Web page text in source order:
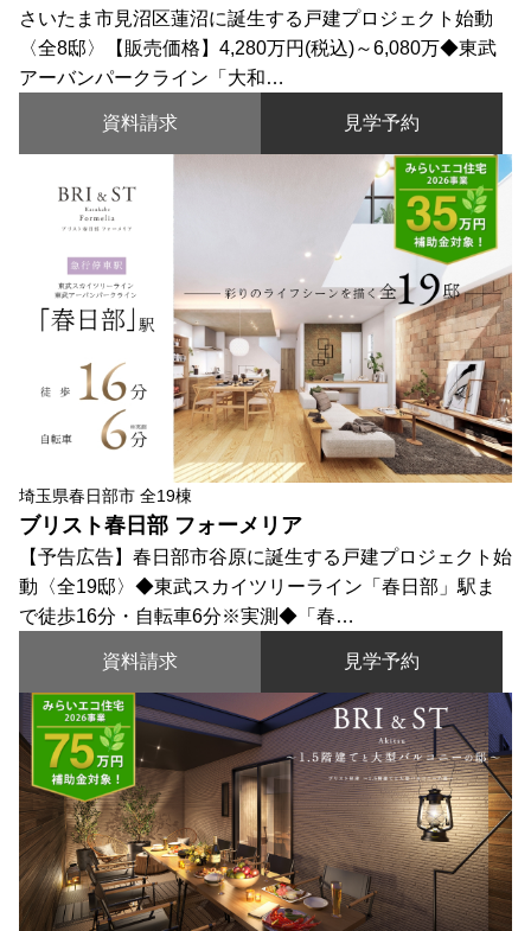
さいたま市見沼区蓮沼に誕生する戸建プロジェクト始動
〈全8邸〉【販売価格】4,280万円(税込)～6,080万◆東武
アーバンパークライン「大和…
資料請求 見学予約
埼玉県春日部市 全19棟
ブリスト春日部 フォーメリア
【予告広告】春日部市谷原に誕生する戸建プロジェクト始
動〈全19邸〉◆東武スカイツリーライン「春日部」駅ま
で徒歩16分・自転車6分※実測◆「春…
資料請求 見学予約